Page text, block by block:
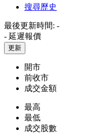
搜尋歷史
最後更新時間: -
- 延遲報價
更新
開市
前收市
成交金額
最高
最低
成交股數